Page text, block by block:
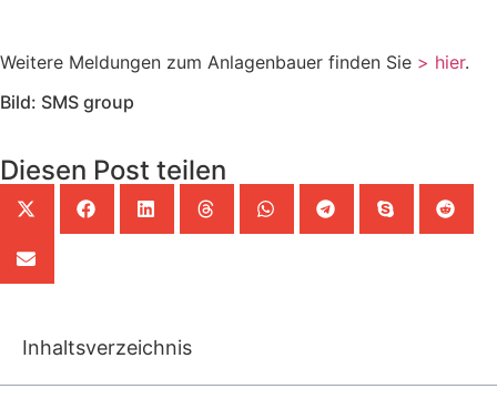
Weitere Meldungen zum Anlagenbauer finden Sie > hier.
Bild: SMS group
Diesen Post teilen
Inhaltsverzeichnis